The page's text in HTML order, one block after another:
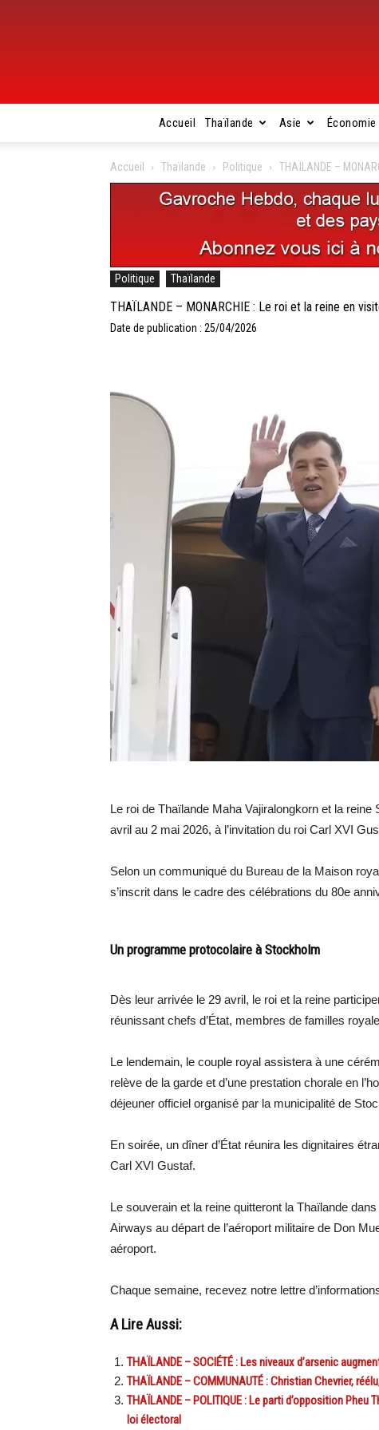
Accueil Thaïlande Asie Économie
Accueil Thaïlande Politique THAÏLANDE –
Politique Thaïlande
THAÏLANDE – MONARCHIE : Le roi et la reine en
Date de publication : 25/04/2026
Le roi de Thaïlande Maha Vajiralongkorn et la
avril au 2 mai 2026, à l’invitation du roi Carl XVI
Selon un communiqué du Bureau de la Maison
s’inscrit dans le cadre des célébrations du 80e
Un programme protocolaire à Stockholm
Dès leur arrivée le 29 avril, le roi et la reine
réunissant chefs d’État, membres de familles
Le lendemain, le couple royal assistera à une
relève de la garde et d’une prestation chorale en
déjeuner officiel organisé par la municipalité de
En soirée, un dîner d’État réunira les dignitaires
Carl XVI Gustaf.
Le souverain et la reine quitteront la Thaïlande
Airways au départ de l’aéroport militaire de Don
aéroport.
Chaque semaine, recevez notre lettre
A Lire Aussi:
THAÏLANDE – SOCIÉTÉ : Les niveaux d’arsenic
THAÏLANDE – COMMUNAUTÉ : Christian Chevrier,
THAÏLANDE – POLITIQUE : Le parti d’opposition
loi électoral